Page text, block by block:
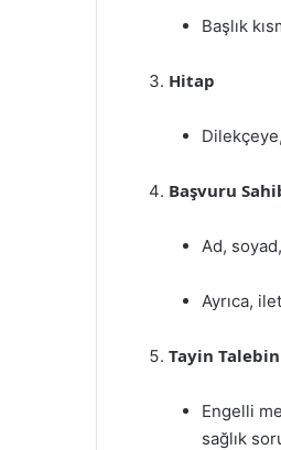
Başlık
Hitap
Başvuru
Ad,
Ayrıca,
Tayin
Engelli
sağlık